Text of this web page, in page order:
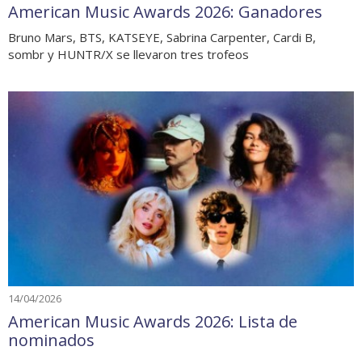
American Music Awards 2026: Ganadores
Bruno Mars, BTS, KATSEYE, Sabrina Carpenter, Cardi B,
sombr y HUNTR/X se llevaron tres trofeos
14/04/2026
American Music Awards 2026: Lista de
nominados